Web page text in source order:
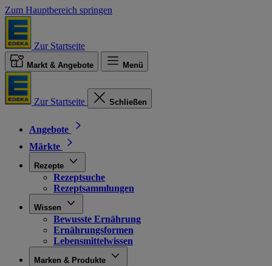
Zum Hauptbereich springen
Zur Startseite
Markt & Angebote Menü
Zur Startseite Schließen
Angebote
Märkte
Rezepte
Rezeptsuche
Rezeptsammlungen
Wissen
Bewusste Ernährung
Ernährungsformen
Lebensmittelwissen
Marken & Produkte